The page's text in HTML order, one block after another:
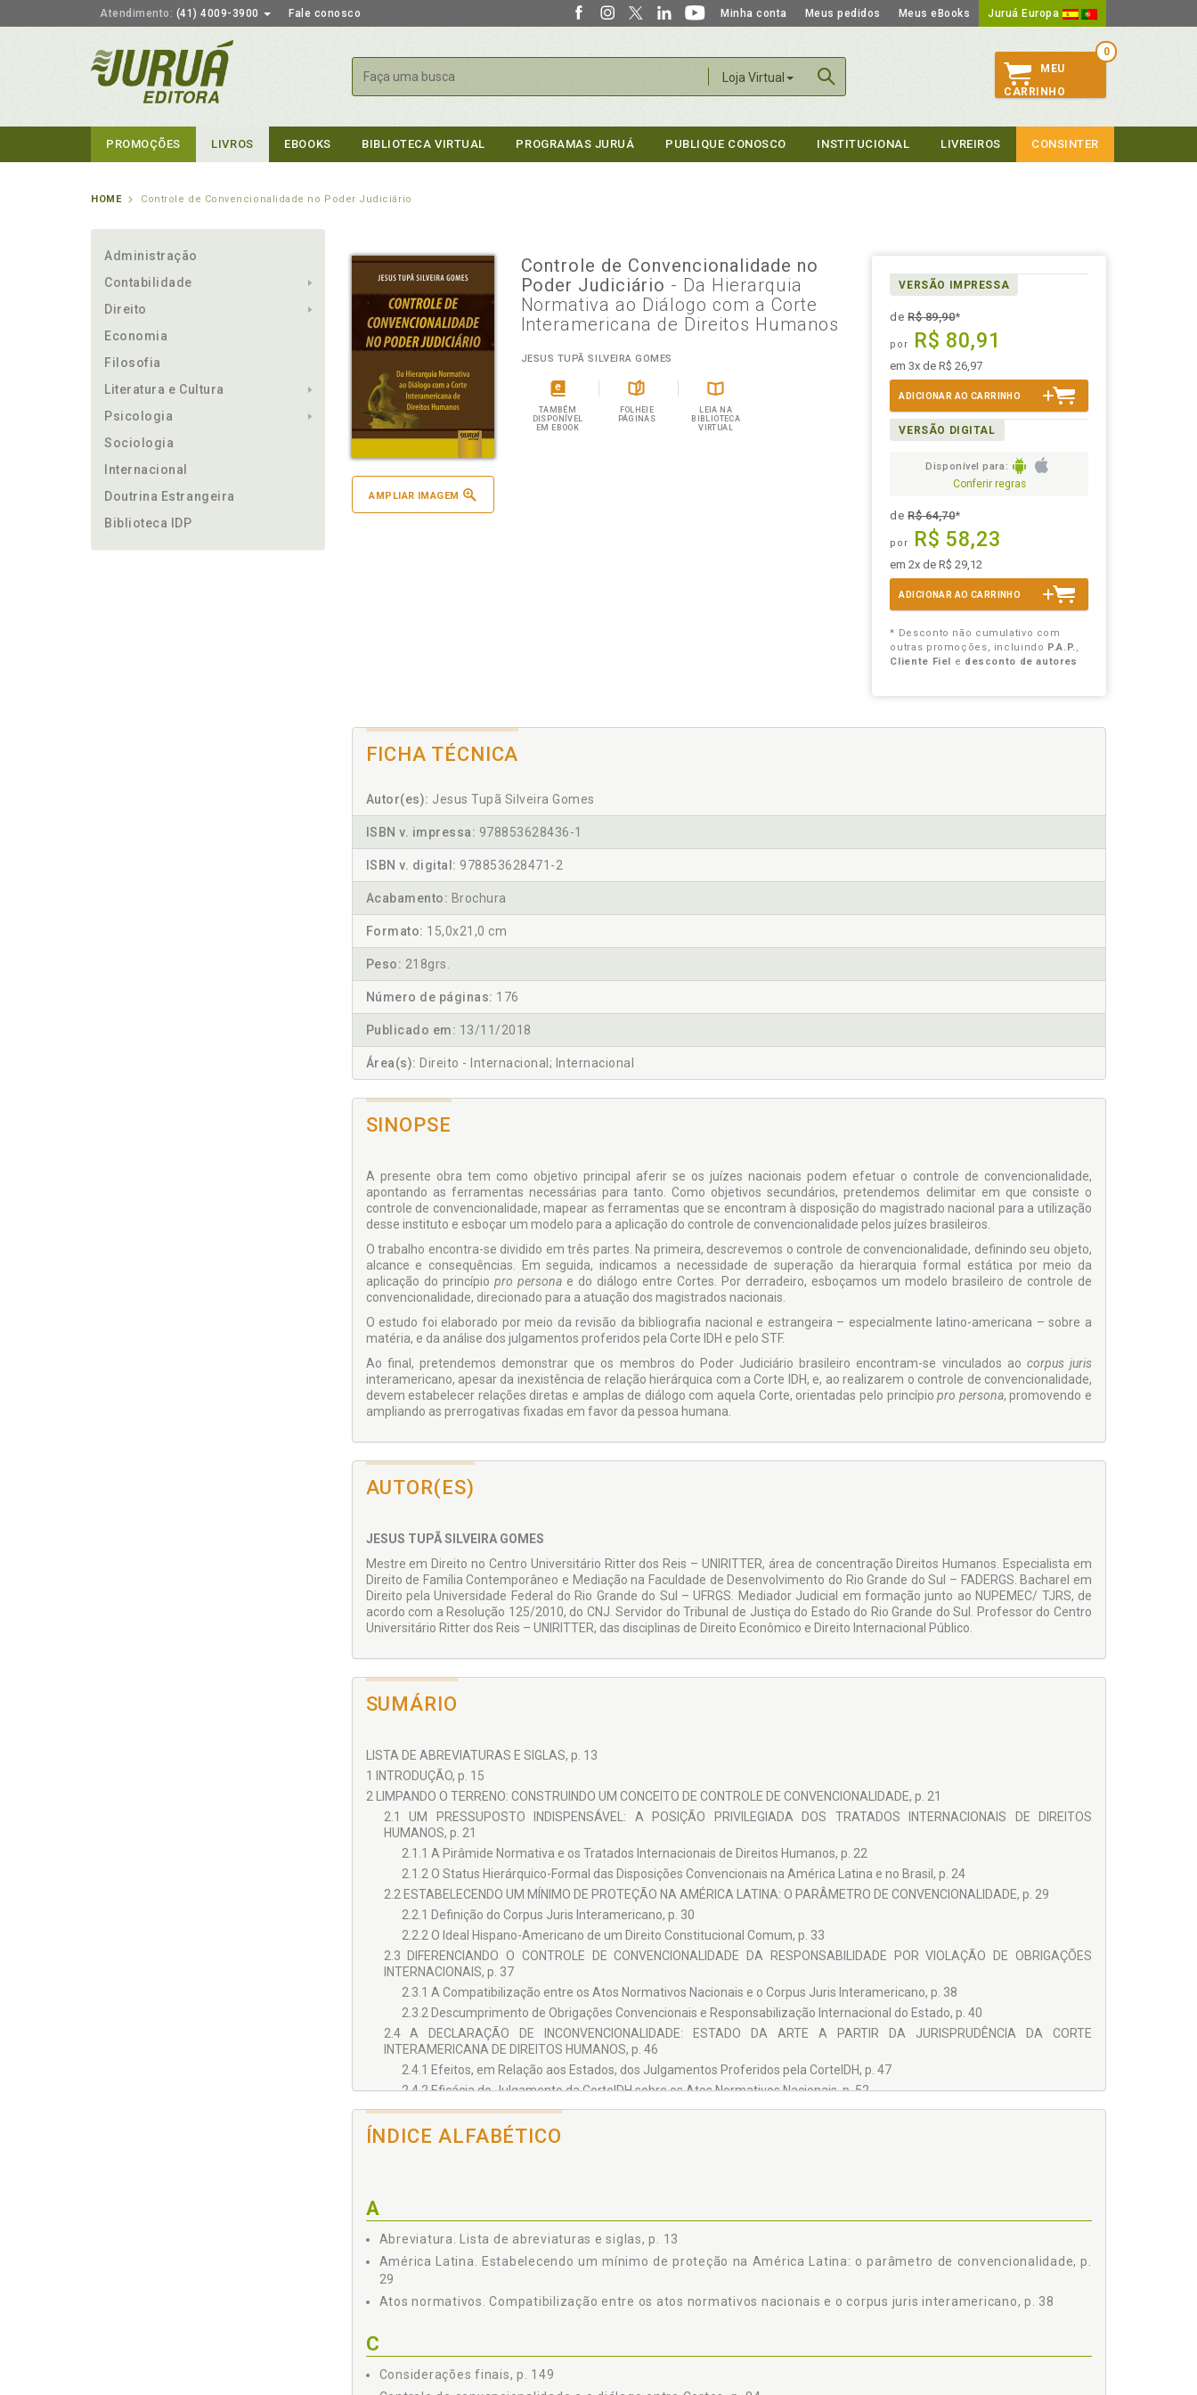
Atendimento: (41) 4009-3900 Fale conosco Minha conta Meus pedidos Meus eBooks Juruá Europa
Loja Virtual
Buscar
0
MEU
CARRINHO
PROMOÇÕES LIVROS EBOOKS BIBLIOTECA VIRTUAL PROGRAMAS JURUÁ PUBLIQUE CONOSCO INSTITUCIONAL LIVREIROS CONSINTER
HOME Controle de Convencionalidade no Poder Judiciário
Administração
Contabilidade
Direito
Economia
Filosofia
Literatura e Cultura
Psicologia
Sociologia
Internacional
Doutrina Estrangeira
Biblioteca IDP
AMPLIAR IMAGEM
Controle de Convencionalidade no
Poder Judiciário - Da Hierarquia
Normativa ao Diálogo com a Corte
Interamericana de Direitos Humanos
JESUS TUPÃ SILVEIRA GOMES
TAMBÉM
DISPONÍVEL
EM EBOOK
FOLHEIE
PÁGINAS
LEIA NA
BIBLIOTECA
VIRTUAL
VERSÃO IMPRESSA
deR$ 89,90*
por R$ 80,91
em 3x de R$ 26,97
ADICIONAR AO CARRINHO
VERSÃO DIGITAL
Disponível para:
Conferir regras
deR$ 64,70*
por R$ 58,23
em 2x de R$ 29,12
ADICIONAR AO CARRINHO
* Desconto não cumulativo com
outras promoções, incluindo P.A.P.,
Cliente Fiel
e desconto de autores
FICHA TÉCNICA
Autor(es): Jesus Tupã Silveira Gomes
ISBN v. impressa: 978853628436-1
ISBN v. digital: 978853628471-2
Acabamento: Brochura
Formato: 15,0x21,0 cm
Peso: 218grs.
Número de páginas: 176
Publicado em: 13/11/2018
Área(s): Direito - Internacional; Internacional
SINOPSE
A presente obra tem como objetivo principal aferir se os juízes nacionais podem efetuar o controle de convencionalidade,
apontando as ferramentas necessárias para tanto. Como objetivos secundários, pretendemos delimitar em que consiste o
controle de convencionalidade, mapear as ferramentas que se encontram à disposição do magistrado nacional para a utilização
desse instituto e esboçar um modelo para a aplicação do controle de convencionalidade pelos juízes brasileiros.
O trabalho encontra-se dividido em três partes. Na primeira, descrevemos o controle de convencionalidade, definindo seu objeto,
alcance e consequências. Em seguida, indicamos a necessidade de superação da hierarquia formal estática por meio da
aplicação do princípio pro persona e do diálogo entre Cortes. Por derradeiro, esboçamos um modelo brasileiro de controle de
convencionalidade, direcionado para a atuação dos magistrados nacionais.
O estudo foi elaborado por meio da revisão da bibliografia nacional e estrangeira – especialmente latino-americana – sobre a
matéria, e da análise dos julgamentos proferidos pela Corte IDH e pelo STF.
Ao final, pretendemos demonstrar que os membros do Poder Judiciário brasileiro encontram-se vinculados ao corpus juris
interamericano, apesar da inexistência de relação hierárquica com a Corte IDH, e, ao realizarem o controle de convencionalidade,
devem estabelecer relações diretas e amplas de diálogo com aquela Corte, orientadas pelo princípiopro persona, promovendo e
ampliando as prerrogativas fixadas em favor da pessoa humana.
AUTOR(ES)
JESUS TUPÃ SILVEIRA GOMES
Mestre em Direito no Centro Universitário Ritter dos Reis – UNIRITTER, área de concentração Direitos Humanos. Especialista em
Direito de Família Contemporâneo e Mediação na Faculdade de Desenvolvimento do Rio Grande do Sul – FADERGS. Bacharel em
Direito pela Universidade Federal do Rio Grande do Sul – UFRGS. Mediador Judicial em formação junto ao NUPEMEC/ TJRS, de
acordo com a Resolução 125/2010, do CNJ. Servidor do Tribunal de Justiça do Estado do Rio Grande do Sul. Professor do Centro
Universitário Ritter dos Reis – UNIRITTER, das disciplinas de Direito Econômico e Direito Internacional Público.
SUMÁRIO
LISTA DE ABREVIATURAS E SIGLAS, p. 13
1 INTRODUÇÃO, p. 15
2 LIMPANDO O TERRENO: CONSTRUINDO UM CONCEITO DE CONTROLE DE CONVENCIONALIDADE, p. 21
2.1 UM PRESSUPOSTO INDISPENSÁVEL: A POSIÇÃO PRIVILEGIADA DOS TRATADOS INTERNACIONAIS DE DIREITOS
HUMANOS, p. 21
2.1.1 A Pirâmide Normativa e os Tratados Internacionais de Direitos Humanos, p. 22
2.1.2 O Status Hierárquico-Formal das Disposições Convencionais na América Latina e no Brasil, p. 24
2.2 ESTABELECENDO UM MÍNIMO DE PROTEÇÃO NA AMÉRICA LATINA: O PARÂMETRO DE CONVENCIONALIDADE, p. 29
2.2.1 Definição do Corpus Juris Interamericano, p. 30
2.2.2 O Ideal Hispano-Americano de um Direito Constitucional Comum, p. 33
2.3 DIFERENCIANDO O CONTROLE DE CONVENCIONALIDADE DA RESPONSABILIDADE POR VIOLAÇÃO DE OBRIGAÇÕES
INTERNACIONAIS, p. 37
2.3.1 A Compatibilização entre os Atos Normativos Nacionais e o Corpus Juris Interamericano, p. 38
2.3.2 Descumprimento de Obrigações Convencionais e Responsabilização Internacional do Estado, p. 40
2.4 A DECLARAÇÃO DE INCONVENCIONALIDADE: ESTADO DA ARTE A PARTIR DA JURISPRUDÊNCIA DA CORTE
INTERAMERICANA DE DIREITOS HUMANOS, p. 46
2.4.1 Efeitos, em Relação aos Estados, dos Julgamentos Proferidos pela CorteIDH, p. 47
2.4.2 Eficácia do Julgamento da CorteIDH sobre os Atos Normativos Nacionais, p. 52
2.5 SUPERANDO OS PADRÕES ATUAIS: UMA PROPOSIÇÃO DE MODELOS DE CONTROLE DE CONVENCIONALIDADE, p. 54
2.5.1 O Controle Internacional ou Tradicional, p. 55
3.1.1 O Caráter Especial dos Tratados Internacionais Incorporados ao Direito Brasileiro, p. 66
3.1.2 A Flexibilização do Critério Hierárquico-Formal Quanto aos Tratados Internacionais de Direitos Humanos, p. 72
3.2 O CONTROLE DE CONVENCIONALIDADE E O DIÁLOGO ENTRE CORTES, p. 84
3.2.2 Os Julgamentos da CorteIDH e sua Influência nos Ordenamentos Jurídicos Nacionais, p. 90
3.3 O CONTROLE DE CONVENCIONALIDADE FRENTE A UMA TEORIA INTERAMERICANA DOS PRECEDENTES, p. 96
ÍNDICE ALFABÉTICO
A
Abreviatura. Lista de abreviaturas e siglas, p. 13
América Latina. Estabelecendo um mínimo de proteção na América Latina: o parâmetro de convencionalidade, p.
29
Atos normativos. Compatibilização entre os atos normativos nacionais e o corpus juris interamericano, p. 38
C
Considerações finais, p. 149